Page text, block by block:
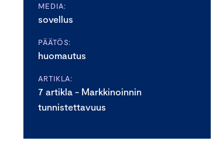
MEDIA:
sovellus
PÄÄTÖS:
huomautus
ARTIKLA:
7 artikla - Markkinoinnin
tunnistettavuus